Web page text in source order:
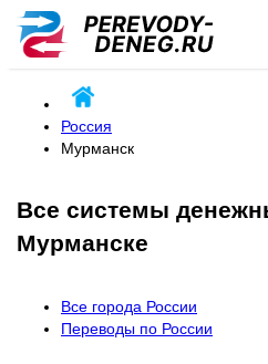
Россия
Мурманск
Все системы
Мурманске
Все города России
Переводы по России